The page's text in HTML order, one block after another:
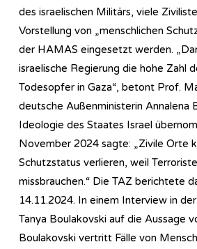
des israelischen Militärs, viele
Vorstellung von „menschlichen
der HAMAS eingesetzt werden.
israelische Regierung die hohe Zahl
Todesopfer in Gaza“, betont Prof.
deutsche Außenministerin Annalena
Ideologie des Staates Israel
November 2024 sagte: „Zivile Orte
Schutzstatus verlieren, weil
missbrauchen.“ Die TAZ berichtete
14.11.2024. In einem Interview in
Tanya Boulakovski auf die Aussage
Boulakovski vertritt Fälle von